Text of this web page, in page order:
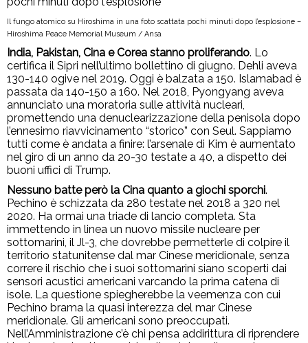
Il fungo atomico su Hiroshima in una foto scattata pochi minuti dopo l’esplosione –
Hiroshima Peace Memorial Museum / Ansa
India, Pakistan, Cina e Corea stanno proliferando. Lo
certifica il Sipri nell’ultimo bollettino di giugno. Dehli aveva
130-140 ogive nel 2019. Oggi è balzata a 150. Islamabad è
passata da 140-150 a 160. Nel 2018, Pyongyang aveva
annunciato una moratoria sulle attività nucleari,
promettendo una denuclearizzazione della penisola dopo
l’ennesimo riavvicinamento “storico” con Seul. Sappiamo
tutti come è andata a finire: l’arsenale di Kim è aumentato
nel giro di un anno da 20-30 testate a 40, a dispetto dei
buoni uffici di Trump.
Nessuno batte però la Cina quanto a giochi sporchi.
Pechino è schizzata da 280 testate nel 2018 a 320 nel
2020. Ha ormai una triade di lancio completa. Sta
immettendo in linea un nuovo missile nucleare per
sottomarini, il Jl-3, che dovrebbe permetterle di colpire il
territorio statunitense dal mar Cinese meridionale, senza
correre il rischio che i suoi sottomarini siano scoperti dai
sensori acustici americani varcando la prima catena di
isole. La questione spiegherebbe la veemenza con cui
Pechino brama la quasi interezza del mar Cinese
meridionale. Gli americani sono preoccupati.
Nell’Amministrazione c’è chi pensa addirittura di riprendere